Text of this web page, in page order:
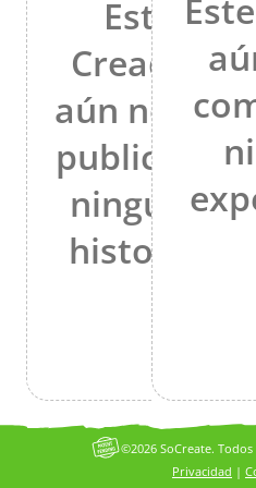
Este
Creador
aún no ha
publicado
ninguna
historia.
Privacidad |
©2026 SoCreate.